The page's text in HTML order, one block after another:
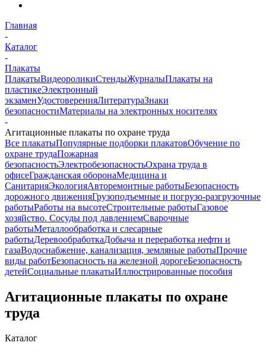
Главная
-
Каталог
-
Плакаты
ПлакатыВидеороликиСтендыЖурналыПлакаты на
пластикеЭлектронный
экзаменУдостоверенияЛитератураЗнаки
безопасностиМатериалы на электронных носителях
-
Агитационные плакаты по охране труда
Все плакатыПопулярные подборки плакатовОбучение по
охране трудаПожарная
безопасностьЭлектробезопасностьОхрана труда в
офисеГражданская оборонаМедицина и
СанитарияЭкологияАвторемонтные работыБезопасность
дорожного движенияГрузоподъемные и погрузо-разгрузочные
работыРаботы на высотеСтроительные работыГазовое
хозяйство. Сосуды под давлениемСварочные
работыМеталлообработка и слесарные
работыДеревообработкаДобыча и переработка нефти и
газаВодоснабжение, канализация, земляные работыПрочие
виды работБезопасность на железной дорогеБезопасность
детейСоциальные плакатыИллюстрированные пособия
Агитационные плакаты по охране
труда
Каталог